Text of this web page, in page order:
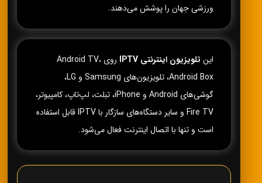
ورزشی جهان را پوشش می‌دهند.
این تلویزیون اینترنتی IPTV
روی Android TV،
Android Box، تلویزیون‌های Samsung و LG،
گوشی‌های Android و iPhone، تبلت، لپ‌تاپ، کامپیوتر،
Fire TV و سایر دستگاه‌های سازگار با IPTV قابل استفاده
است و تنها با اتصال اینترنت فعال می‌شود.